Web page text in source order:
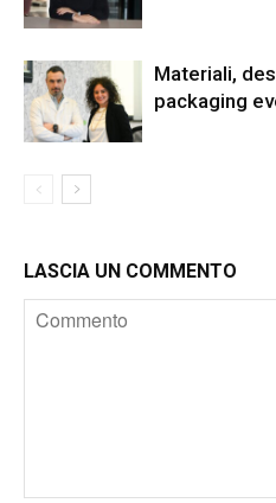
Materiali,
packaging
LASCIA UN COMMENTO